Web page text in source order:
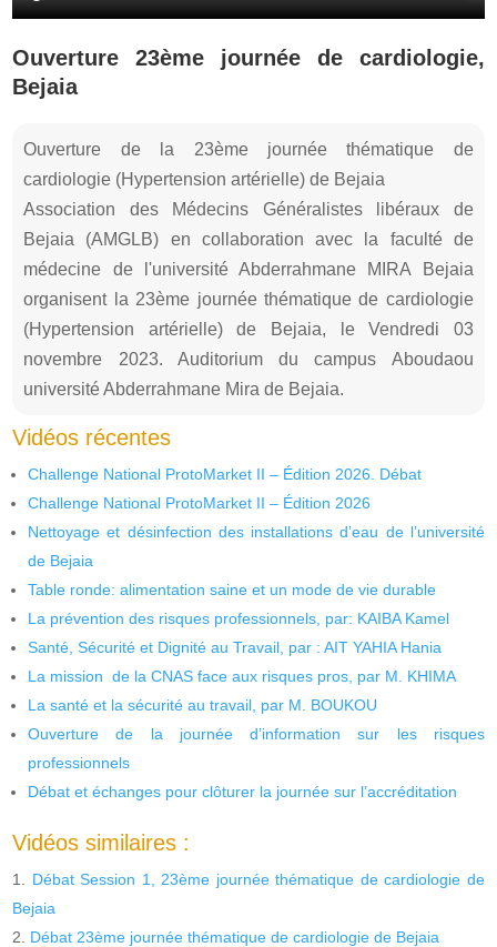
Ouverture 23ème journée de cardiologie,
Bejaia
Ouverture de la 23ème journée thématique de
cardiologie (Hypertension artérielle) de Bejaia
Association des Médecins Généralistes libéraux de
Bejaia (AMGLB) en collaboration avec la faculté de
médecine de l'université Abderrahmane MIRA Bejaia
organisent la 23ème journée thématique de cardiologie
(Hypertension artérielle) de Bejaia, le Vendredi 03
novembre 2023. Auditorium du campus Aboudaou
université Abderrahmane Mira de Bejaia.
Vidéos récentes
Challenge National ProtoMarket II – Édition 2026. Débat
Challenge National ProtoMarket II – Édition 2026
Nettoyage et désinfection des installations d’eau de l’université
de Bejaia
Table ronde: alimentation saine et un mode de vie durable
La prévention des risques professionnels, par: KAIBA Kamel
Santé, Sécurité et Dignité au Travail, par : AIT YAHIA Hania
La mission de la CNAS face aux risques pros, par M. KHIMA
La santé et la sécurité au travail, par M. BOUKOU
Ouverture de la journée d’information sur les risques
professionnels
Débat et échanges pour clôturer la journée sur l’accréditation
Vidéos similaires :
Débat Session 1, 23ème journée thématique de cardiologie de
Bejaia
Débat 23ème journée thématique de cardiologie de Bejaia